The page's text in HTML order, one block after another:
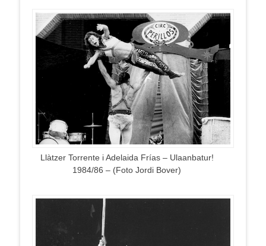
Llàtzer Torrente i Adelaida Frías – Ulaanbatur!
1984/86 – (Foto Jordi Bover)